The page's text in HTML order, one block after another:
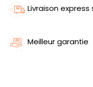
Livraison
Meilleur garantie